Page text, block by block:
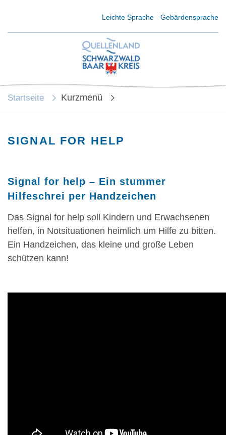
Leichte Sprache Gebärdensprache
Startseite Kurzmenü
SIGNAL FOR HELP
Signal for help – Ein stummer
Hilfeschrei per Handzeichen
Das Signal for help soll Kindern und Erwachsenen
helfen, in Notsituationen heimlich um Hilfe zu bitten.
Ein Handzeichen, das kleine und große Leben
schützen kann!